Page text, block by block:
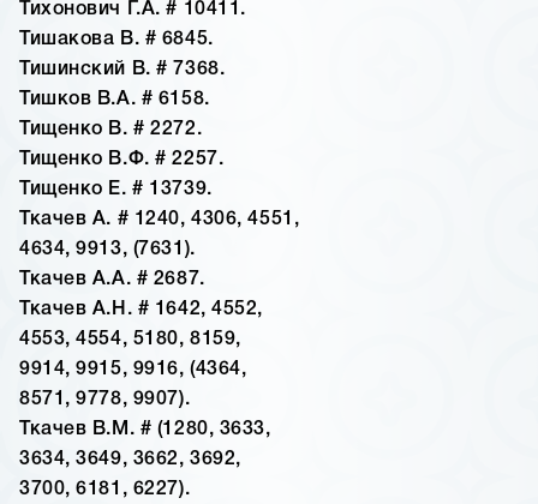
Тихонович Г.А. # 10411.
Тишакова В. # 6845.
Тишинский В. # 7368.
Тишков В.А. # 6158.
Тищенко В. # 2272.
Тищенко В.Ф. # 2257.
Тищенко Е. # 13739.
Ткачев А. # 1240, 4306, 4551,
4634, 9913, (7631).
Ткачев А.А. # 2687.
Ткачев А.Н. # 1642, 4552,
4553, 4554, 5180, 8159,
9914, 9915, 9916, (4364,
8571, 9778, 9907).
Ткачев В.М. # (1280, 3633,
3634, 3649, 3662, 3692,
3700, 6181, 6227).